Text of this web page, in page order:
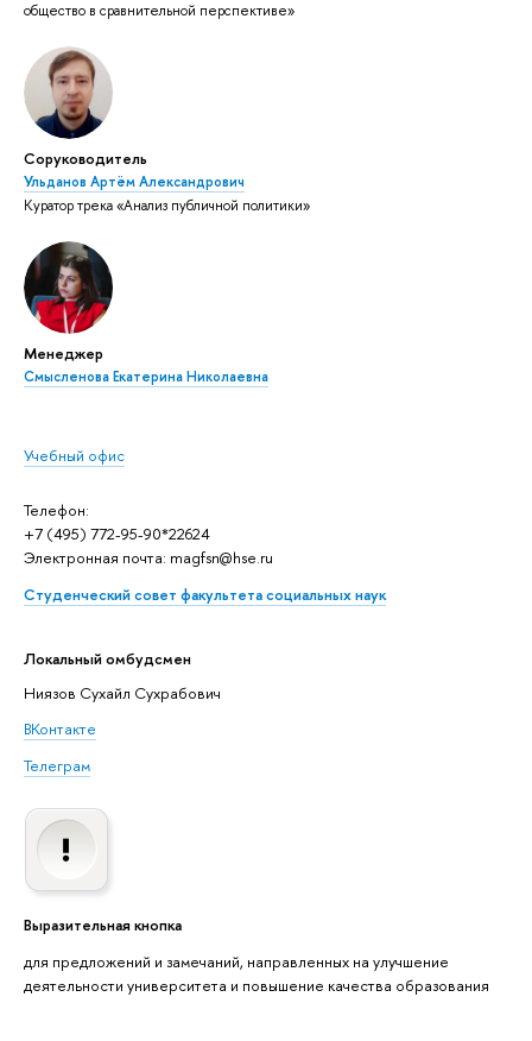
общество в сравнительной перспективе»
Соруководитель
Ульданов Артём Александрович
Куратор трека «Анализ публичной политики»
Менеджер
Смысленова Екатерина Николаевна
Учебный офис
Телефон:
+7 (495) 772-95-90*22624
Электронная почта: magfsn@hse.ru
Студенческий совет факультета социальных наук
Локальный омбудсмен
Ниязов Сухайл Сухрабович
ВКонтакте
Телеграм
Выразительная кнопка
для предложений и замечаний, направленных на улучшение
деятельности университета и повышение качества образования